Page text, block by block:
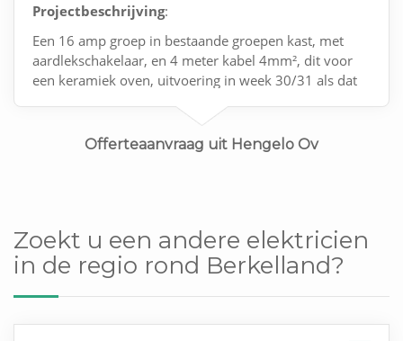
Projectbeschrijving:
Een 16 amp groep in bestaande groepen kast, met
aardlekschakelaar, en 4 meter kabel 4mm², dit voor
een keramiek oven, uitvoering in week 30/31 als dat
Offerteaanvraag uit Hengelo Ov
Zoekt u een andere elektricien
in de regio rond Berkelland?